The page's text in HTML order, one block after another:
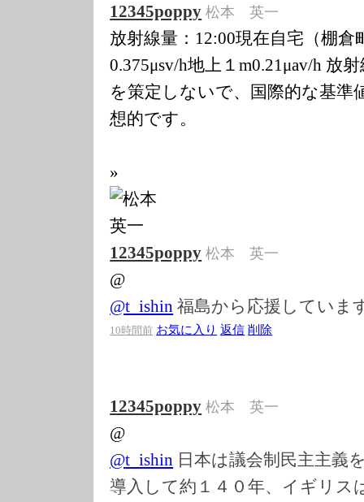
12345poppy 松本 英一
放射線量：12:00現在自宅（棚倉
0.375μsv/h地上１m0.21μav/h 放
を策定しないで、国際的な基準
想的です。
»
12345poppy 松本 英一
@
@t_ishin 福島から応援していま
10時間前 お気に入り 返信 削除
12345poppy 松本 英一
@
@t_ishin 日本は議会制民主主義
導入して約１４０年、イギリス